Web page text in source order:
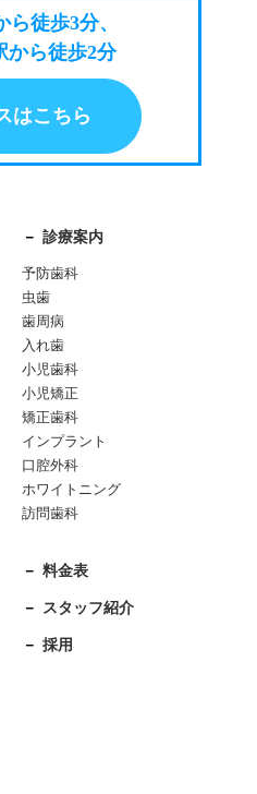
徒歩3分、
から徒歩2分
はこちら
診療案内
予防歯科
虫歯
歯周病
入れ歯
小児歯科
小児矯正
矯正歯科
インプラント
口腔外科
ホワイトニング
訪問歯科
料金表
スタッフ紹介
採用